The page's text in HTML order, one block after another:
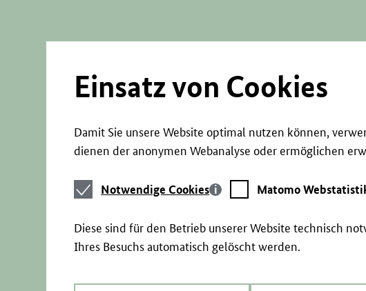
Einsatz von Cookies
Damit Sie unsere Website optimal nutzen können,
dienen der anonymen Webanalyse oder ermöglichen
Notwendige
Cookies
Notwendige Cookies
Matomo
Webstatistik
Matomo
Diese sind für den Betrieb unserer Website technisch
Ihres Besuchs automatisch gelöscht werden.